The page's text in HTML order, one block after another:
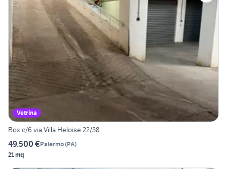
Vetrina
Box c/6 via Villa Heloise 22/38
49.500 €Palermo(PA)
21 mq